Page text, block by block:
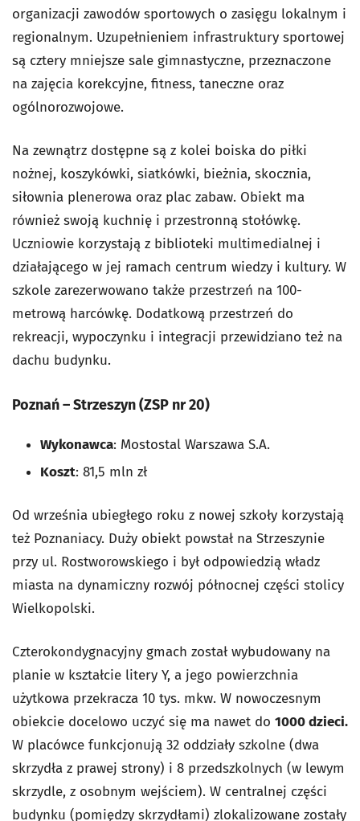
organizacji zawodów sportowych o zasięgu lokalnym i
regionalnym. Uzupełnieniem infrastruktury sportowej
są cztery mniejsze sale gimnastyczne, przeznaczone
na zajęcia korekcyjne, fitness, taneczne oraz
ogólnorozwojowe.
Na zewnątrz dostępne są z kolei boiska do piłki
nożnej, koszykówki, siatkówki, bieżnia, skocznia,
siłownia plenerowa oraz plac zabaw. Obiekt ma
również swoją kuchnię i przestronną stołówkę.
Uczniowie korzystają z biblioteki multimedialnej i
działającego w jej ramach centrum wiedzy i kultury. W
szkole zarezerwowano także przestrzeń na 100-
metrową harcówkę. Dodatkową przestrzeń do
rekreacji, wypoczynku i integracji przewidziano też na
dachu budynku.
Poznań – Strzeszyn (ZSP nr 20)
Wykonawca: Mostostal Warszawa S.A.
Koszt: 81,5 mln zł
Od września ubiegłego roku z nowej szkoły korzystają
też Poznaniacy. Duży obiekt powstał na Strzeszynie
przy ul. Rostworowskiego i był odpowiedzią władz
miasta na dynamiczny rozwój północnej części stolicy
Wielkopolski.
Czterokondygnacyjny gmach został wybudowany na
planie w kształcie litery Y, a jego powierzchnia
użytkowa przekracza 10 tys. mkw. W nowoczesnym
obiekcie docelowo uczyć się ma nawet do 1000 dzieci.
W placówce funkcjonują 32 oddziały szkolne (dwa
skrzydła z prawej strony) i 8 przedszkolnych (w lewym
skrzydle, z osobnym wejściem). W centralnej części
budynku (pomiędzy skrzydłami) zlokalizowane zostały